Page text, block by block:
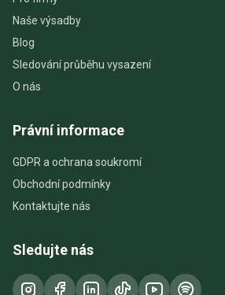
Naše výsadby
Blog
Sledování průběhu vysazení
O nás
Právní informace
GDPR a ochrana soukromí
Obchodní podmínky
Kontaktujte nás
Sledujte nás